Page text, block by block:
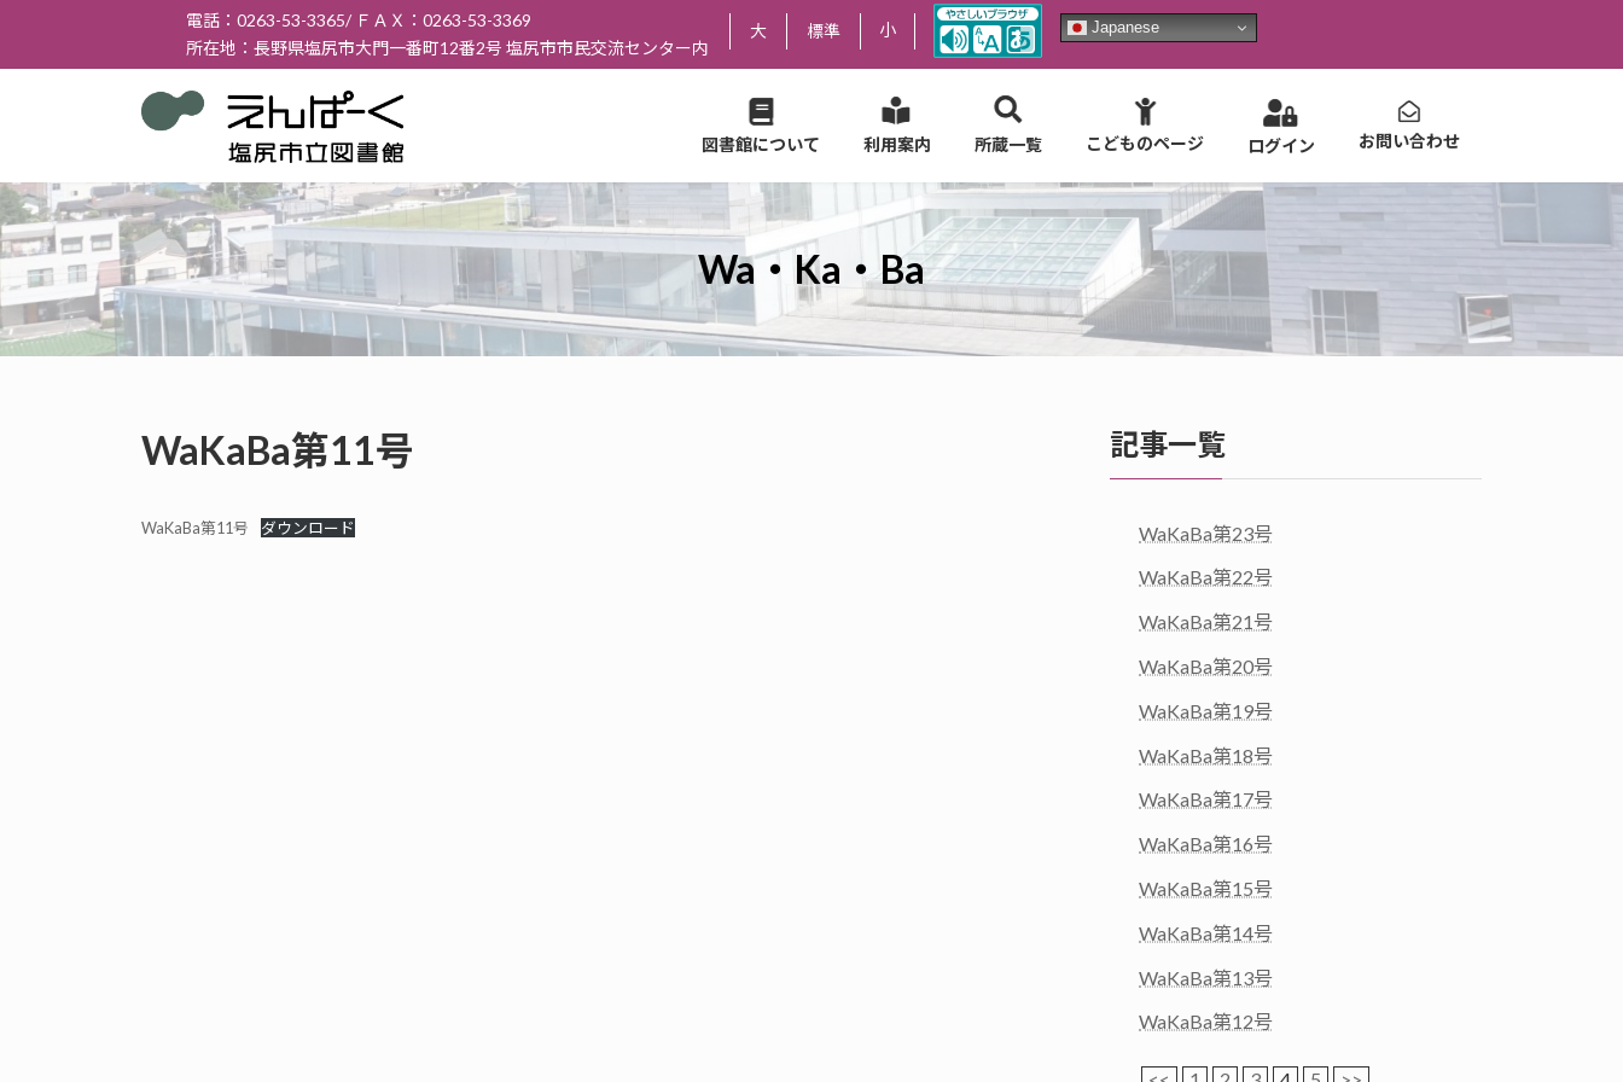
テ
ス
キ
ッ
ゲ
ン
に
移
電話：0263-53-3365/ ＦＡＸ：0263-53-3369
所在地：長野県塩尻市大門一番町12番2号 塩尻市市民交流センター内
大 標準 小 Japanese
図書館について 利用案内 所蔵一覧 こどものページ ログイン お問い合わせ
Wa・Ka・Ba
WaKaBa第11号
WaKaBa第11号 ダウンロード
記事一覧
WaKaBa第23号
WaKaBa第22号
WaKaBa第21号
WaKaBa第20号
WaKaBa第19号
WaKaBa第18号
WaKaBa第17号
WaKaBa第16号
WaKaBa第15号
WaKaBa第14号
WaKaBa第13号
WaKaBa第12号